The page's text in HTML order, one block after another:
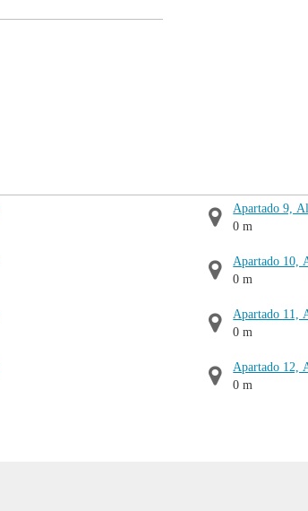
Apartado 9,
0 m
Apartado 10,
0 m
Apartado 11,
0 m
Apartado 12,
0 m